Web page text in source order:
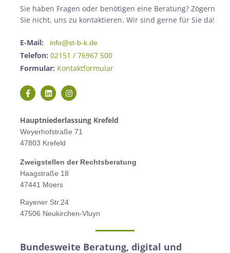
Sie haben Fragen oder benötigen eine Beratung? Zögern
Sie nicht, uns zu kontaktieren. Wir sind gerne für Sie da!
E-Mail: info@st-b-k.de
Telefon: 02151 / 76967 500
Formular: Kontaktformular
Hauptniederlassung Krefeld
Weyerhofstraße 71
47803 Krefeld
Zweigstellen der Rechtsberatung
Haagstraße 18
47441 Moers
Rayener Str.24
47506 Neukirchen-Vluyn
Bundesweite Beratung, digital und